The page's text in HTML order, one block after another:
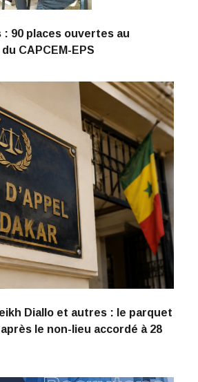
: 90 places ouvertes au
CAPCEM-EPS
Diallo et autres : le parquet
le non-lieu accordé à 28